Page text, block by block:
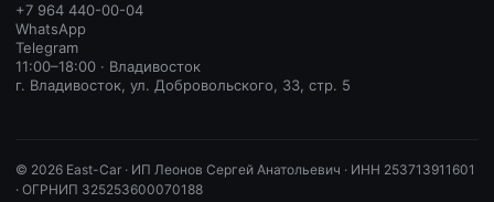
+7 964 440-00-04
WhatsApp
Telegram
11:00–18:00 · Владивосток
г. Владивосток, ул. Добровольского, 33, стр. 5
© 2026 East-Car · ИП Леонов Сергей Анатольевич · ИНН 253713911601
· ОГРНИП 325253600070188